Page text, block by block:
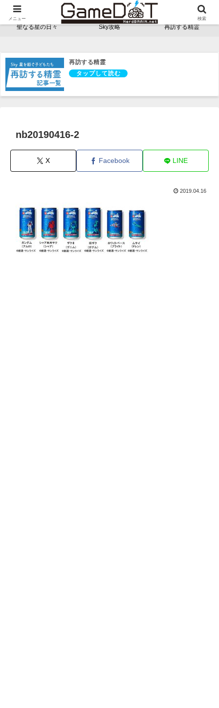
NerdBRAINゲーム支部 - ゲームドット -
聖なる星の日々 Sky攻略 再訪する精霊
再訪する精霊
nb20190416-2
X Facebook LINE
2019.04.16
メニュー 検索